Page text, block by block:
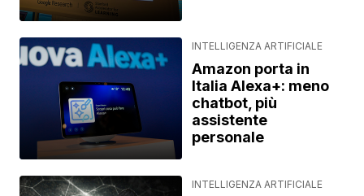
INTELLIGENZA ARTIFICIALE
Amazon porta in
Italia Alexa+: meno
chatbot, più
assistente
personale
INTELLIGENZA ARTIFICIALE